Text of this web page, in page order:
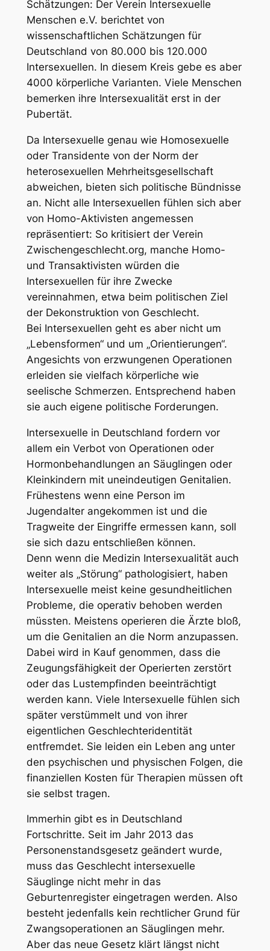
Schätzungen: Der Verein Intersexuelle
Menschen e.V. berichtet von
wissenschaftlichen Schätzungen für
Deutschland von 80.000 bis 120.000
Intersexuellen. In diesem Kreis gebe es aber
4000 körperliche Varianten. Viele Menschen
bemerken ihre Intersexualität erst in der
Pubertät.
Da Intersexuelle genau wie Homosexuelle
oder Transidente von der Norm der
heterosexuellen Mehrheitsgesellschaft
abweichen, bieten sich politische Bündnisse
an. Nicht alle Intersexuellen fühlen sich aber
von Homo-Aktivisten angemessen
repräsentiert: So kritisiert der Verein
Zwischengeschlecht.org, manche Homo-
und Transaktivisten würden die
Intersexuellen für ihre Zwecke
vereinnahmen, etwa beim politischen Ziel
der Dekonstruktion von Geschlecht.
Bei Intersexuellen geht es aber nicht um
„Lebensformen“ und um „Orientierungen“.
Angesichts von erzwungenen Operationen
erleiden sie vielfach körperliche wie
seelische Schmerzen. Entsprechend haben
sie auch eigene politische Forderungen.
Intersexuelle in Deutschland fordern vor
allem ein Verbot von Operationen oder
Hormonbehandlungen an Säuglingen oder
Kleinkindern mit uneindeutigen Genitalien.
Frühestens wenn eine Person im
Jugendalter angekommen ist und die
Tragweite der Eingriffe ermessen kann, soll
sie sich dazu entschließen können.
Denn wenn die Medizin Intersexualität auch
weiter als „Störung“ pathologisiert, haben
Intersexuelle meist keine gesundheitlichen
Probleme, die operativ behoben werden
müssten. Meistens operieren die Ärzte bloß,
um die Genitalien an die Norm anzupassen.
Dabei wird in Kauf genommen, dass die
Zeugungsfähigkeit der Operierten zerstört
oder das Lustempfinden beeinträchtigt
werden kann. Viele Intersexuelle fühlen sich
später verstümmelt und von ihrer
eigentlichen Geschlechteridentität
entfremdet. Sie leiden ein Leben ang unter
den psychischen und physischen Folgen, die
finanziellen Kosten für Therapien müssen oft
sie selbst tragen.
Immerhin gibt es in Deutschland
Fortschritte. Seit im Jahr 2013 das
Personenstandsgesetz geändert wurde,
muss das Geschlecht intersexuelle
Säuglinge nicht mehr in das
Geburtenregister eingetragen werden. Also
besteht jedenfalls kein rechtlicher Grund für
Zwangsoperationen an Säuglingen mehr.
Aber das neue Gesetz klärt längst nicht